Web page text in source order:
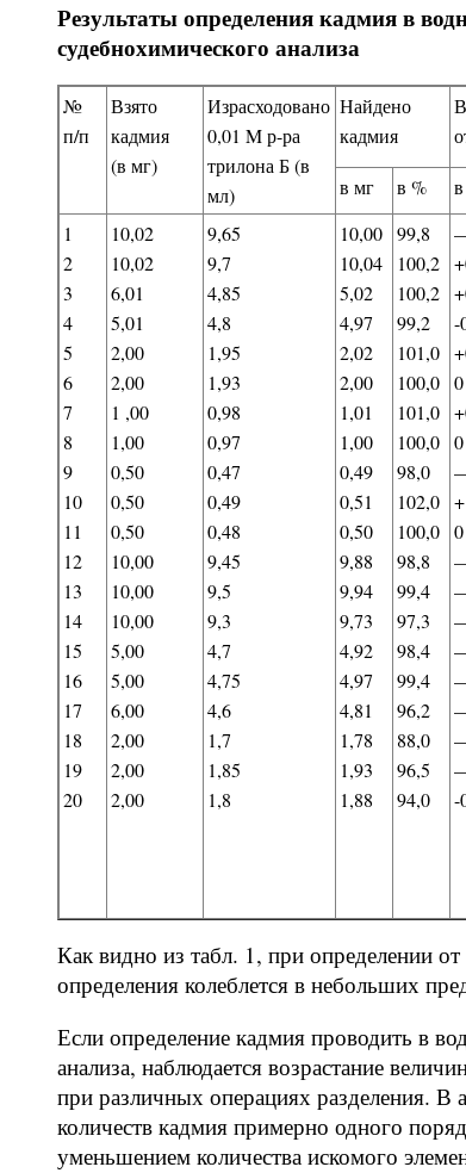
Результаты определения кадмия в
судебнохимического анализа
№
п/п
Взято
кадмия
(в мг)
Израсходовано
0,01 M р-ра
трилона Б (в
мл)
Найдено
кадмия
в мг в %
1
2
3
4
5
6
7
8
9
10
11
12
13
14
15
16
17
18
19
20
10,02
10,02
6,01
5,01
2,00
2,00
1 ,00
1,00
0,50
0,50
0,50
10,00
10,00
10,00
5,00
5,00
6,00
2,00
2,00
2,00
9,65
9,7
4,85
4,8
1,95
1,93
0,98
0,97
0,47
0,49
0,48
9,45
9,5
9,3
4,7
4,75
4,6
1,7
1,85
1,8
10,00
10,04
5,02
4,97
2,02
2,00
1,01
1,00
0,49
0,51
0,50
9,88
9,94
9,73
4,92
4,97
4,81
1,78
1,93
1,88
99,8
100,2
100,2
99,2
101,0
100,0
101,0
100,0
98,0
102,0
100,0
98,8
99,4
97,3
98,4
99,4
96,2
88,0
96,5
94,0
-
0
0
0
-
Как видно из табл. 1, при определении
определения колеблется в небольших
Если определение кадмия проводить в
анализа, наблюдается возрастание
при различных операциях разделения.
количеств кадмия примерно одного
уменьшением количества искомого